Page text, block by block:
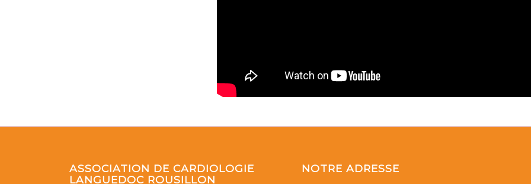
ASSOCIATION DE CARDIOLOGIE
LANGUEDOC ROUSILLON
NOTRE ADRESSE